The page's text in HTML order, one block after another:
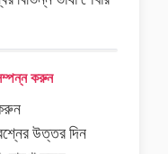
করুন
উত্তর দিন